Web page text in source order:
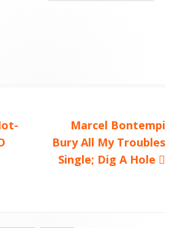
Nächster
Beitrag
Marcel Bontempi
Bury All My Troubles
Single; Dig A Hole